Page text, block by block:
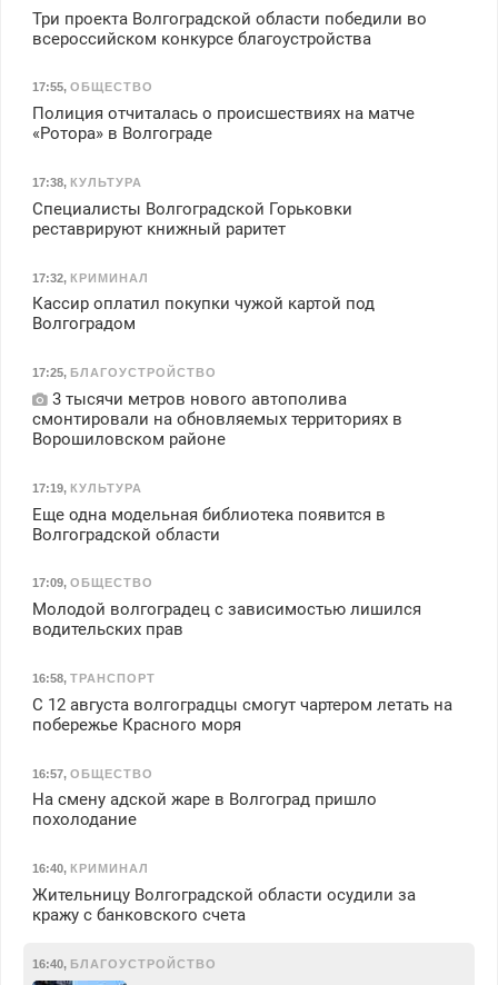
Три проекта Волгоградской области победили во
всероссийском конкурсе благоустройства
17:55, ОБЩЕСТВО
Полиция отчиталась о происшествиях на матче
«Ротора» в Волгограде
17:38, КУЛЬТУРА
Специалисты Волгоградской Горьковки
реставрируют книжный раритет
17:32, КРИМИНАЛ
Кассир оплатил покупки чужой картой под
Волгоградом
17:25, БЛАГОУСТРОЙСТВО
3 тысячи метров нового автополива
смонтировали на обновляемых территориях в
Ворошиловском районе
17:19, КУЛЬТУРА
Еще одна модельная библиотека появится в
Волгоградской области
17:09, ОБЩЕСТВО
Молодой волгоградец с зависимостью лишился
водительских прав
16:58, ТРАНСПОРТ
С 12 августа волгоградцы смогут чартером летать на
побережье Красного моря
16:57, ОБЩЕСТВО
На смену адской жаре в Волгоград пришло
похолодание
16:40, КРИМИНАЛ
Жительницу Волгоградской области осудили за
кражу с банковского счета
16:40, БЛАГОУСТРОЙСТВО